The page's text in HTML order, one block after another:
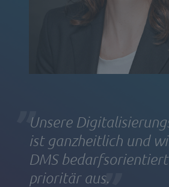
Unsere
ist ganzheitlich und
DMS
prioritär aus.